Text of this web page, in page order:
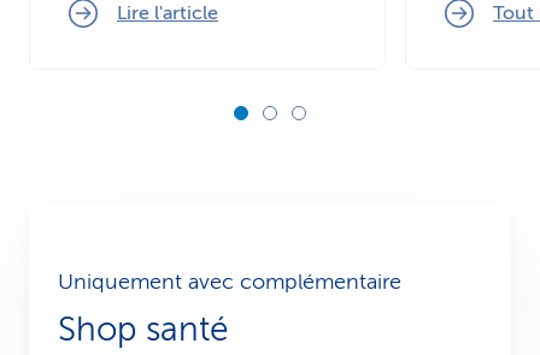
Lire l'article Tout
Uniquement avec complémentaire
Shop santé